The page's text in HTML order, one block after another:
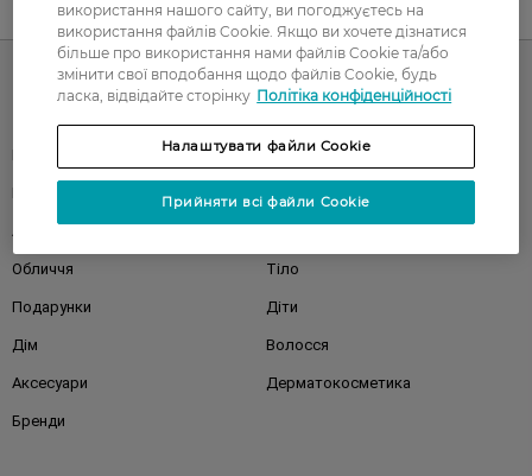
UA RU
Корейска косметика Чоловікам
Здоров'я
Акції
Обличчя Тіло
Подарунки Діти
Дім Волосся
Аксесуари Дерматокосметика
Бренди
використання нашого сайту, ви погоджуєтесь на
використання файлів Cookie. Якщо ви хочете дізнатися
більше про використання нами файлів Cookie та/або
змінити свої вподобання щодо файлів Cookie, будь
ласка, відвідайте сторінку Політіка конфіденційності
Налаштувати файли Cookie
Прийняти всі файли Cookie